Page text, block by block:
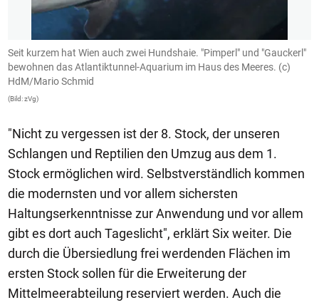
Seit kurzem hat Wien auch zwei Hundshaie. "Pimperl" und "Gauckerl"
bewohnen das Atlantiktunnel-Aquarium im Haus des Meeres. (c)
HdM/Mario Schmid
(Bild: zVg)
"Nicht zu vergessen ist der 8. Stock, der unseren
Schlangen und Reptilien den Umzug aus dem 1.
Stock ermöglichen wird. Selbstverständlich kommen
die modernsten und vor allem sichersten
Haltungserkenntnisse zur Anwendung und vor allem
gibt es dort auch Tageslicht", erklärt Six weiter. Die
durch die Übersiedlung frei werdenden Flächen im
ersten Stock sollen für die Erweiterung der
Mittelmeerabteilung reserviert werden. Auch die